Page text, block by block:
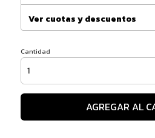
Ver cuotas y descuentos
Cantidad
AGREGAR AL